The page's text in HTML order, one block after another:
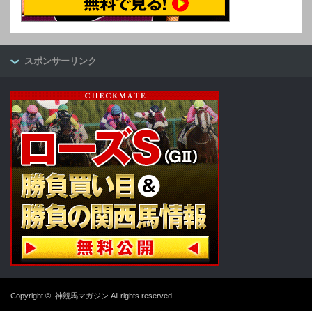
スポンサーリンク
Copyright © 神競馬マガジン All rights reserved.